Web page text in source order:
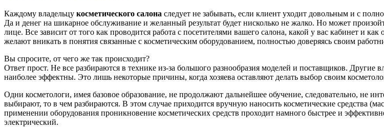
Каждому владельцу косметического салона следует не забывать, если клиент уходит довольным и с
Да и денег на шикарное обслуживание и желанный результат будет нисколько не жалко. Но может
лице. Все зависит от того как проводится работа с посетителями вашего салона, какой у вас кабинет и
желают вникать в понятия связанные с косметическим оборудованием, полностью доверяясь своим
Вы спросите, от чего же так происходит?
Ответ прост. Не все разбираются в технике из-за большого разнообразия моделей и поставщиков.
наиболее эффектны. Это лишь некоторые причины, когда хозяева оставляют делать выбор своим
Одни косметологи, имея базовое образование, не продолжают дальнейшее обучение, следовательно, не
выбирают, то в чем разбираются. В этом случае приходится вручную наносить косметические средства
применении оборудования проникновение косметических средств проходит намного быстрее и
электрический.